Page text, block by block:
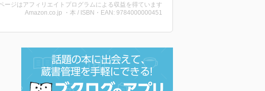
ージはアフィリエイトプログラムによる収益を得ています
Amazon.co.jp ・本 / ISBN・EAN: 9784000000451